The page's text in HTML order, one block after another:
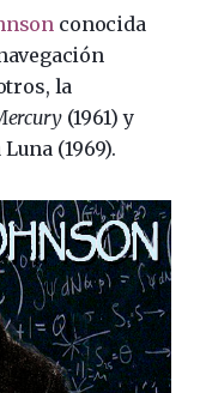
conocida
la
(1961) y
Luna (1969).